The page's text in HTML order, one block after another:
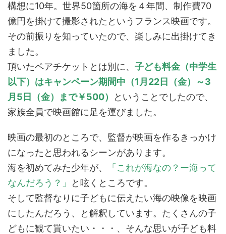
構想に10年。世界50箇所の海を４年間、制作費70
億円を掛けて撮影されたというフランス映画です。
その前振りを知っていたので、楽しみに出掛けてき
ました。
頂いたペアチケットとは別に、 子ども料金（中学生
以下）はキャンペーン期間中（1月22日（金）～3
月5日（金）まで￥500）
ということでしたので、
家族全員で映画館に足を運びました。
映画の最初のところで、監督が映画を作るきっかけ
になったと思われるシーンがあります。
海を初めてみた少年が、
「これが海なの？ー海って
なんだろう？」
と呟くところです。
そして監督なりに子どもに伝えたい海の映像を映画
にしたんだろう、と解釈しています。たくさんの子
どもに観て貰いたい・・・、そんな思いが子ども料